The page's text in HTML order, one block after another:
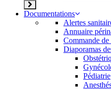
Documentations
Alertes
Annuaire
Commande de
Diaporamas
Pédiatrie